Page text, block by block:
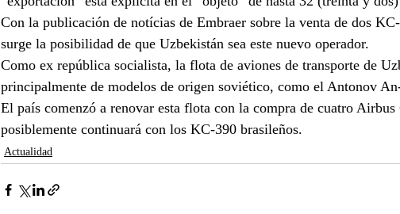
Con la publicación de notícias de Embraer sobre la venta de dos
surge la posibilidad de que Uzbekistán sea este nuevo operador.
Como ex república socialista, la flota de aviones de transporte de
principalmente de modelos de origen soviético, como el Antonov
El país comenzó a renovar esta flota con la compra de cuatro
posiblemente continuará con los KC-390 brasileños.
Actualidad